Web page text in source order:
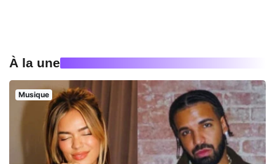
À la une
Musique